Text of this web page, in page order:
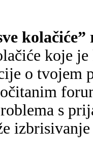
kolačiće”
koje
o tvojem
s